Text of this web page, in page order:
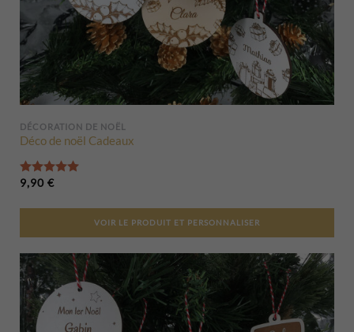
DÉCORATION DE NOËL
Déco de noël Cadeaux
9,90 €
VOIR LE PRODUIT ET PERSONNALISER